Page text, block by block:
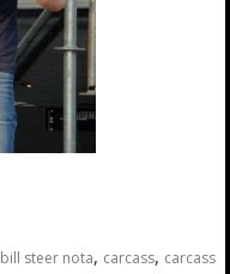
bill steer nota, carcass, carcass